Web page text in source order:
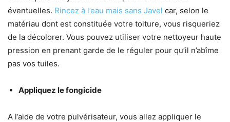
éventuelles. Rincez à l’eau mais sans Javel car, selon le
matériau dont est constituée votre toiture, vous risqueriez
de la décolorer. Vous pouvez utiliser votre nettoyeur haute
pression en prenant garde de le réguler pour qu’il n’abîme
pas vos tuiles.
Appliquez le fongicide
A l’aide de votre pulvérisateur, vous allez appliquer le